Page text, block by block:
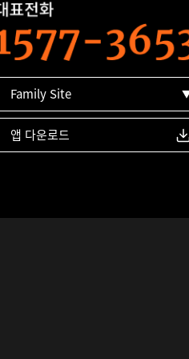
Family Site
앱 다운로드